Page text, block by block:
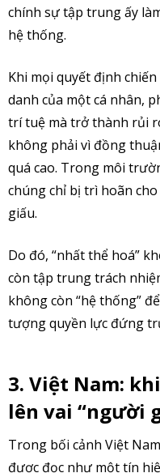
chính sự tập trung ấy
hệ thống.
Khi mọi quyết định
danh của một cá nhân,
trí tuệ mà trở thành rủi
không phải vì đồng
quá cao. Trong môi
chúng chỉ bị trì hoãn
giấu.
Do đó, “nhất thể hoá”
còn tập trung trách
không còn “hệ thống”
tượng quyền lực đứng
3. Việt Nam:
lên vai “người
Trong bối cảnh Việt
được đọc như một tín